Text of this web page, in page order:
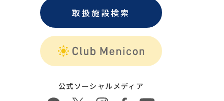
取扱施設検索
公式ソーシャルメディア